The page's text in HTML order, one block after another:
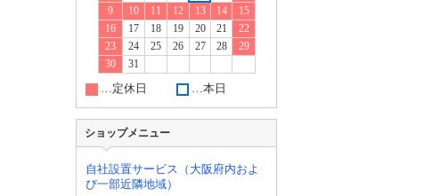
営業日
9
10 11 12 13 14
15
16
17 18 19 20 21
22
23
24 25 26 27 28
29
30
31
…定休日 …本日
ショップメニュー
自社設置サービス（大阪府内およ
び一部近隣地域）